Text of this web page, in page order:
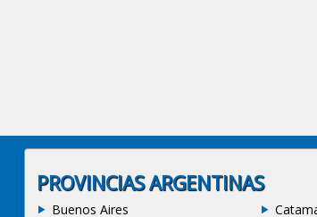
PROVINCIAS ARGENTINAS
Buenos Aires